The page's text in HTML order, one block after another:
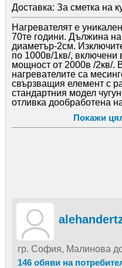
Доставка: За сметка на
Нагревателят е
70те години. Дължина
диаметър-2см.
по 1000в/1кв/,
мощност от 2000в /2кв/.
нагревателите са
свързващия елемент с
стандартния модел
отливка дообработена
отоплителни системи с
маслени радиатори, с
Покажи
гр. София, Малинова
146 обяви на